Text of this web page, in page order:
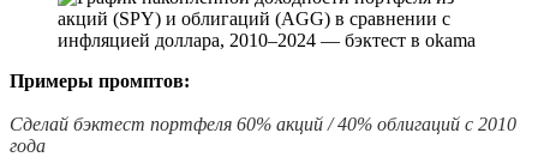
Примеры промптов:
Сделай бэктест портфеля 60% акций / 40% облигаций с 2010
года